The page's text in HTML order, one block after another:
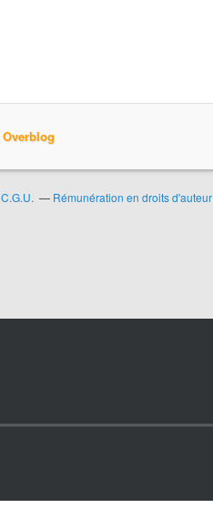
Overblog
C.G.U. Rémunération en droits d'auteur